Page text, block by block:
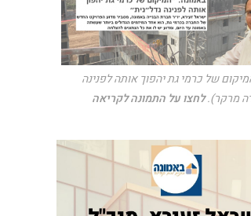
של כרמי גת יהפוך אותה לפנינה
מרקר).לחצו על התמונה לקריאה